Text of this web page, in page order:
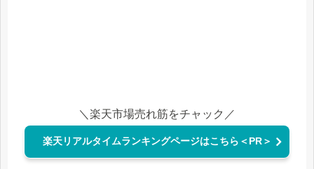
＼楽天市場売れ筋をチャック／
楽天リアルタイムランキングページはこちら＜PR＞